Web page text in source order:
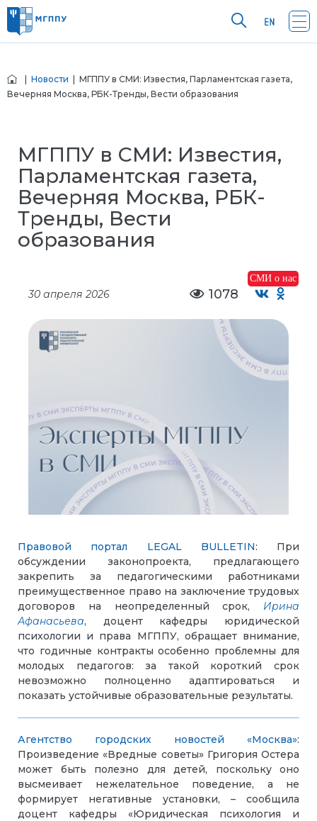
Новости | МГППУ в СМИ: Известия, Парламентская газета,
Вечерняя Москва, РБК-Тренды, Вести образования
МГППУ в СМИ: Известия,
Парламентская газета,
Вечерняя Москва, РБК-
Тренды, Вести
образования
СМИ о нас
30 апреля 2026 1078
Правовой портал LEGAL BULLETIN: При
обсуждении законопроекта, предлагающего
закрепить за педагогическими работниками
преимущественное право на заключение трудовых
договоров на неопределенный срок, Ирина
Афанасьева, доцент кафедры юридической
психологии и права МГППУ, обращает внимание,
что годичные контракты особенно проблемны для
молодых педагогов: за такой короткий срок
невозможно полноценно адаптироваться и
показать устойчивые образовательные результаты.
Агентство городских новостей «Москва»:
Произведение «Вредные советы» Григория Остера
может быть полезно для детей, поскольку оно
высмеивает нежелательное поведение, а не
формирует негативные установки, – сообщила
доцент кафедры «Юридическая психология и